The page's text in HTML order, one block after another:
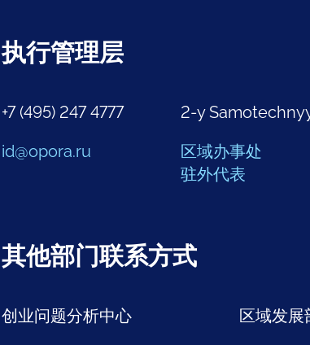
执行管理层
+7 (495) 247 4777
id@opora.ru
2-y
区域办事处
驻外代表
其他部门联系方式
创业问题分析中心 区域发展